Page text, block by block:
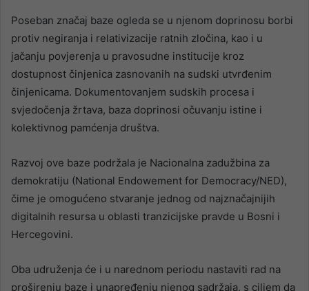
Poseban značaj baze ogleda se u njenom doprinosu borbi
protiv negiranja i relativizacije ratnih zločina, kao i u
jačanju povjerenja u pravosudne institucije kroz
dostupnost činjenica zasnovanih na sudski utvrđenim
činjenicama. Dokumentovanjem sudskih procesa i
svjedočenja žrtava, baza doprinosi očuvanju istine i
kolektivnog pamćenja društva.
Razvoj ove baze podržala je Nacionalna zadužbina za
demokratiju (National Endowement for Democracy/NED),
čime je omogućeno stvaranje jednog od najznačajnijih
digitalnih resursa u oblasti tranzicijske pravde u Bosni i
Hercegovini.
Oba udruženja će i u narednom periodu nastaviti rad na
proširenju baze i unapređenju njenog sadržaja, s ciljem da